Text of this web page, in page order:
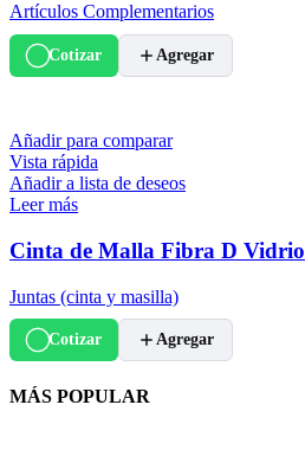
Artículos Complementarios
Cotizar Agregar
Añadir para comparar
Vista rápida
Añadir a lista de deseos
Leer más
Cinta de Malla Fibra D Vidrio
Juntas (cinta y masilla)
Cotizar Agregar
MÁS POPULAR